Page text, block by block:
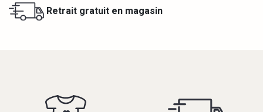
Retrait gratuit en magasin